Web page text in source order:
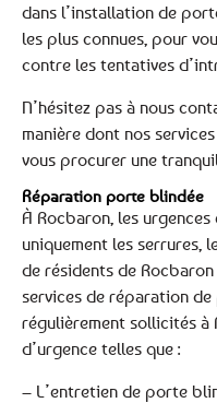
dans l’installation de
les plus connues, pour
contre les tentatives
N’hésitez pas à nous
manière dont nos
vous procurer une
Réparation porte blindée
À Rocbaron, les
uniquement les serrures,
de résidents de
services de réparation de
régulièrement sollicités à
d’urgence telles que :
– L’entretien de porte